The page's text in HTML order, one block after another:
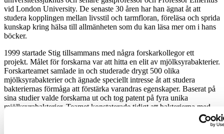
vid London University. De senaste 30 åren har han ägnat åt att
studera kopplingen mellan livsstil och tarmfloran, föreläsa och sprida
kunskap kring hälsa till allmänheten som du kan läsa mer om i hans
böcker.
1999 startade Stig tillsammans med några forskarkollegor ett
projekt. Målet för forskarna var att hitta en elit av mjölksyrabakterier.
Forskarteamet samlade in och studerade drygt 500 olika
mjölksyrabakterier och ägnade speciellt intresse åt att studera
bakteriernas förmåga att förstärka varandras egenskaper. Baserat på
sina studier valde forskarna ut och tog patent på fyra unika
mjölksyrabakterier. Teamet konstaterade tidigt att bakterierna med
hjälp av fibrer kunde mångdubbla sig i grovtarmen, och därför
kombinerades bakterierna med en ”matsäck” med fyra växtfibrer.